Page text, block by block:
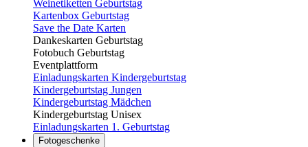
Weinetiketten Geburtstag
Kartenbox Geburtstag
Save the Date Karten
Dankeskarten Geburtstag
Fotobuch Geburtstag
Eventplattform
Einladungskarten Kindergeburtstag
Kindergeburtstag Jungen
Kindergeburtstag Mädchen
Kindergeburtstag Unisex
Einladungskarten 1. Geburtstag
Fotogeschenke